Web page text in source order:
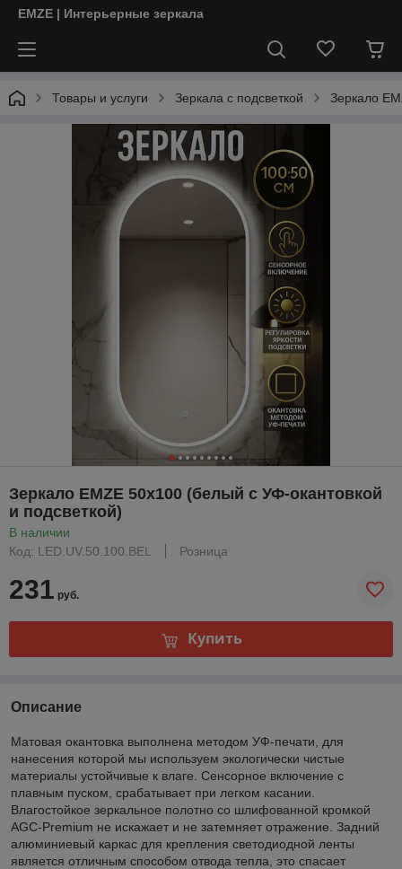
EMZE | Интерьерные зеркала
Товары и услуги Зеркала с подсветкой Зеркало
Зеркало EMZE 50x100 (белый с УФ-окантовкой
и подсветкой)
В наличии
Код: LED.UV.50.100.BEL
Розница
231 руб.
Купить
Описание
Матовая окантовка выполнена методом УФ-печати, для
нанесения которой мы используем экологически чистые
материалы устойчивые к влаге. Сенсорное включение с
плавным пуском, срабатывает при легком касании.
Влагостойкое зеркальное полотно со шлифованной кромкой
AGC-Premium не искажает и не затемняет отражение. Задний
алюминиевый каркас для крепления светодиодной ленты
является отличным способом отвода тепла, это спасает